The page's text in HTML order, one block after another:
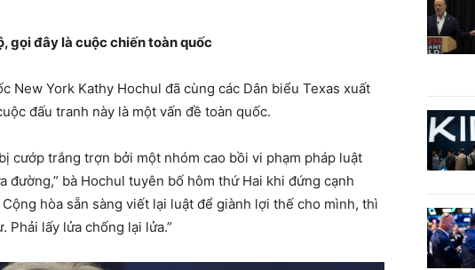
gọi đây là cuộc chiến toàn quốc
New York Kathy Hochul đã cùng các Dân biểu Texas xuất
đấu tranh này là một vấn đề toàn quốc.
cướp trắng trợn bởi một nhóm cao bồi vi phạm pháp luật
bà Hochul tuyên bố hôm thứ Hai khi đứng cạnh
hòa sẵn sàng viết lại luật để giành lợi thế cho mình, thì
lấy lửa chống lại lửa.”